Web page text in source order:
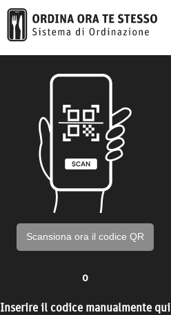
Scansiona ora il codice QR
o
Inserire il codice manualmente qui